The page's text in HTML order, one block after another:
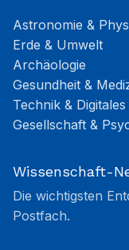
Astronomie &
Erde & Umwelt
Archäologie
Gesundheit &
Technik & Digitales
Gesellschaft &
Wissenschaft-
Die wichtigsten
Postfach.